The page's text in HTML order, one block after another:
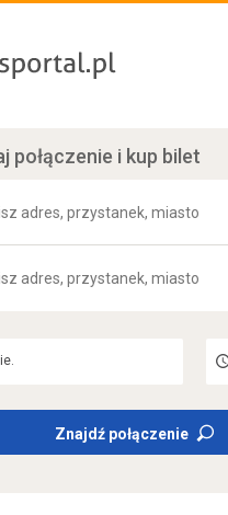
połączenie i kup bilet
Znajdź połączenie